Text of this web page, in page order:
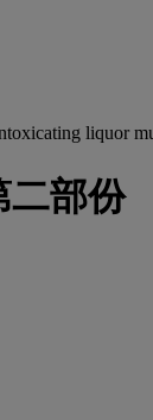
liquor
二部份